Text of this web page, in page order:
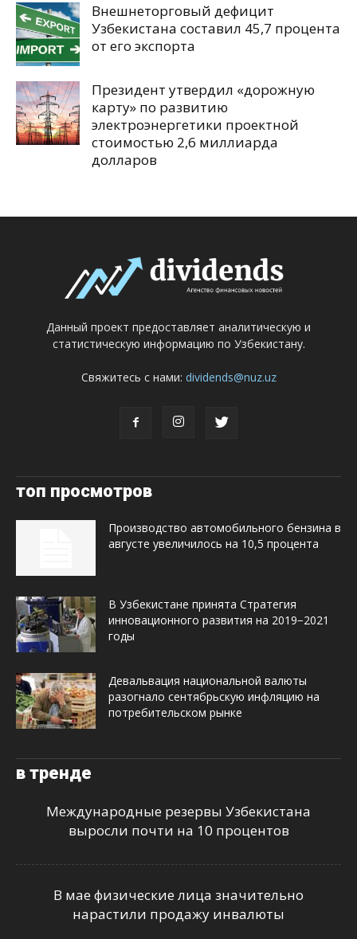
Внешнеторговый дефицит
Узбекистана составил 45,7 процента
от его экспорта
Президент утвердил «дорожную
карту» по развитию
электроэнергетики проектной
стоимостью 2,6 миллиарда
долларов
Данный проект предоставляет аналитическую и
статистическую информацию по Узбекистану.
Свяжитесь с нами: dividends@nuz.uz
топ просмотров
Производство автомобильного бензина в
августе увеличилось на 10,5 процента
В Узбекистане принята Стратегия
инновационного развития на 2019−2021
годы
Девальвация национальной валюты
разогнало сентябрьскую инфляцию на
потребительском рынке
в тренде
Международные резервы Узбекистана
выросли почти на 10 процентов
В мае физические лица значительно
нарастили продажу инвалюты